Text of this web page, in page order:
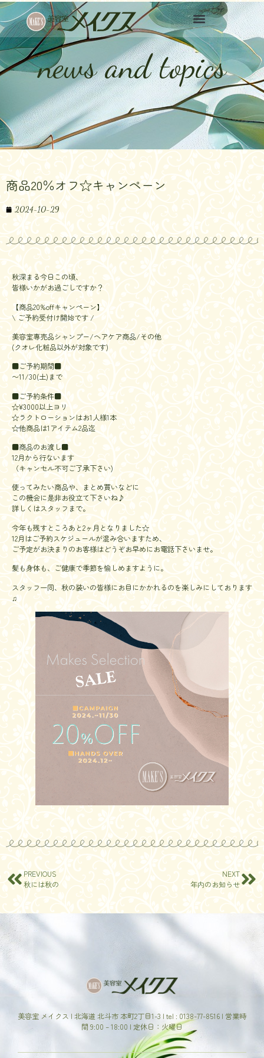
news and topics
商品20％オフ☆キャンペーン
2024-10-29
秋深まる今日この頃、
皆様いかがお過ごしですか？
【商品20%offキャンペーン】
\ ご予約受付け開始です /
美容室専売品シャンプー/ヘアケア商品/その他
(クオレ化粧品以外が対象です)
■ご予約期間■
〜11/30(土)まで
■ご予約条件■
☆¥3000以上ヨリ
☆ラクトローションはお1人様1本
☆他商品は1アイテム2品迄
■商品のお渡し■
12月から行ないます
（キャンセル不可ご了承下さい)
使ってみたい商品や、まとめ買いなどに
この機会に是非お役立て下さいね♪
詳しくはスタッフまで。
今年も残すところあと2ヶ月となりました☆
12月はご予約スケジュールが混み合いますため、
ご予定がお決まりのお客様はどうぞお早めにお電話下さいませ。
髪も身体も、ご健康で季節を愉しめますように。
スタッフ一同、秋の装いの皆様にお目にかかれるのを楽しみにしております
♫
PREVIOUS
秋には秋の
NEXT
年内のお知らせ
美容室 メイクス | 北海道 北斗市 本町2丁目1-3 | tel : 0138-77-8516 | 営業時
間 9:00 – 18:00 | 定休日：火曜日